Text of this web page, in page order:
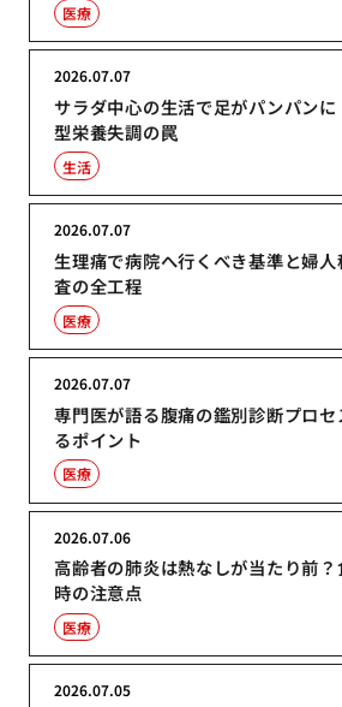
医療
サラダ中心の生活で足がパンパン
型栄養失調の罠
2026.07.07
生活
生理痛で病院へ行くべき基準と婦
査の全工程
2026.07.07
医療
専門医が語る腹痛の鑑別診断プロ
るポイント
2026.07.07
医療
高齢者の肺炎は熱なしが当たり前
時の注意点
2026.07.06
医療
2026.07.05